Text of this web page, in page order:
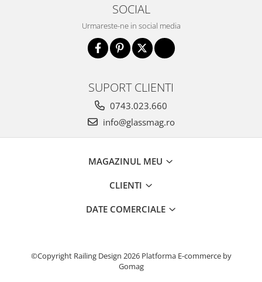
SOCIAL
Urmareste-ne in social media
SUPORT CLIENTI
0743.023.660
info@glassmag.ro
MAGAZINUL MEU
CLIENTI
DATE COMERCIALE
©Copyright Railing Design 2026 Platforma E-commerce by
Gomag